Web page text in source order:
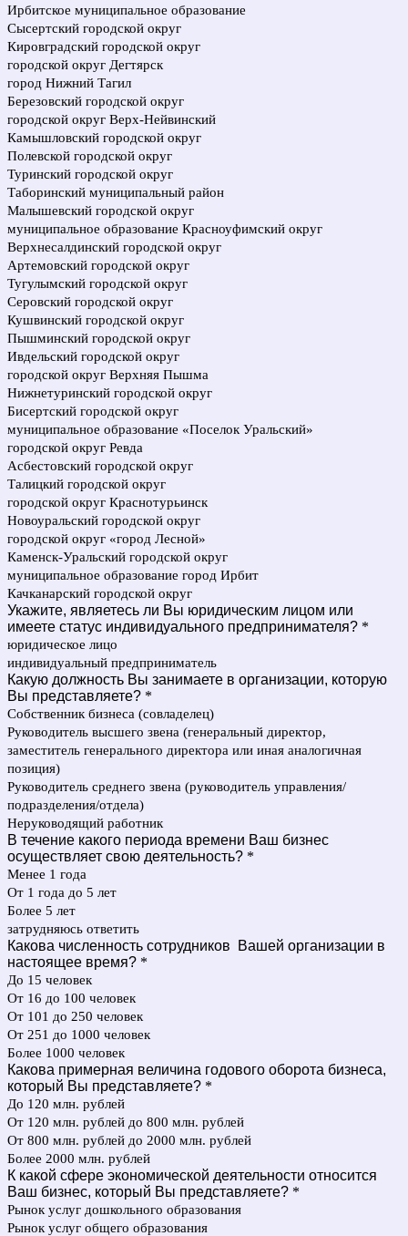
Ирбитское муниципальное образование
Сысертский городской округ
Кировградский городской округ
городской округ Дегтярск
город Нижний Тагил
Березовский городской округ
городской округ Верх-Нейвинский
Камышловский городской округ
Полевской городской округ
Туринский городской округ
Таборинский муниципальный район
Малышевский городской округ
муниципальное образование Красноуфимский округ
Верхнесалдинский городской округ
Артемовский городской округ
Тугулымский городской округ
Серовский городской округ
Кушвинский городской округ
Пышминский городской округ
Ивдельский городской округ
городской округ Верхняя Пышма
Нижнетуринский городской округ
Бисертский городской округ
муниципальное образование «Поселок Уральский»
городской округ Ревда
Асбестовский городской округ
Талицкий городской округ
городской округ Краснотурьинск
Новоуральский городской округ
городской округ «город Лесной»
Каменск-Уральский городской округ
муниципальное образование город Ирбит
Качканарский городской округ
Укажите, являетесь ли Вы юридическим лицом или
имеете статус индивидуального предпринимателя? *
юридическое лицо
индивидуальный предприниматель
Какую должность Вы занимаете в организации, которую
Вы представляете? *
Собственник бизнеса (совладелец)
Руководитель высшего звена (генеральный директор,
заместитель генерального директора или иная аналогичная
позиция)
Руководитель среднего звена (руководитель управления/
подразделения/отдела)
Неруководящий работник
В течение какого периода времени Ваш бизнес
осуществляет свою деятельность? *
Менее 1 года
От 1 года до 5 лет
Более 5 лет
затрудняюсь ответить
Какова численность сотрудников Вашей организации в
настоящее время? *
До 15 человек
От 16 до 100 человек
От 101 до 250 человек
От 251 до 1000 человек
Более 1000 человек
Какова примерная величина годового оборота бизнеса,
который Вы представляете? *
До 120 млн. рублей
От 120 млн. рублей до 800 млн. рублей
От 800 млн. рублей до 2000 млн. рублей
Более 2000 млн. рублей
К какой сфере экономической деятельности относится
Ваш бизнес, который Вы представляете? *
Рынок услуг дошкольного образования
Рынок услуг общего образования